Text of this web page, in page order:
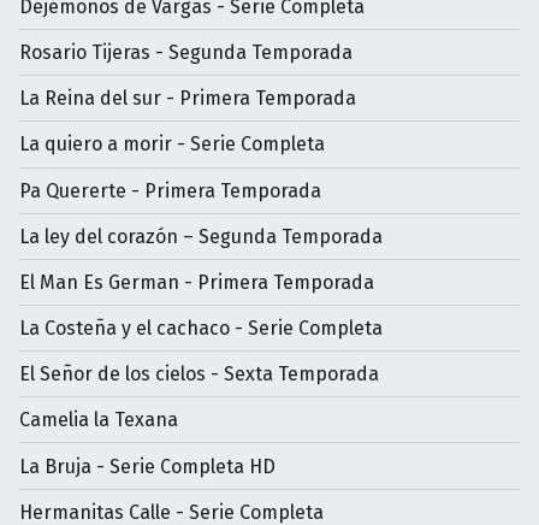
Dejémonos de Vargas - Serie Completa
Rosario Tijeras - Segunda Temporada
La Reina del sur - Primera Temporada
La quiero a morir - Serie Completa
Pa Quererte - Primera Temporada
La ley del corazón – Segunda Temporada
El Man Es German - Primera Temporada
La Costeña y el cachaco - Serie Completa
El Señor de los cielos - Sexta Temporada
Camelia la Texana
La Bruja - Serie Completa HD
Hermanitas Calle - Serie Completa